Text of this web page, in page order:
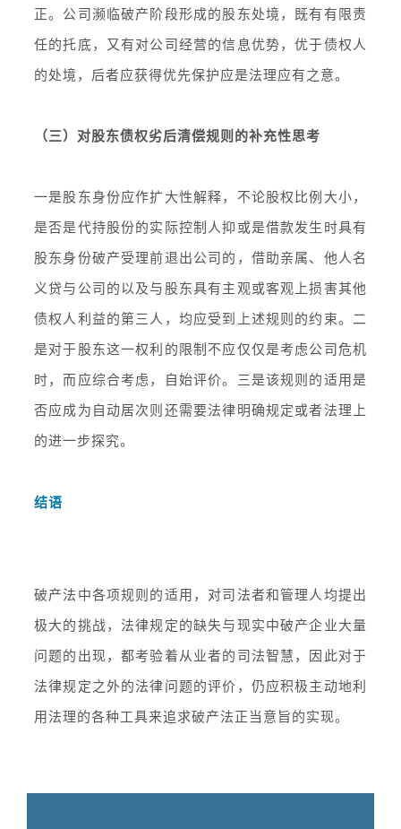
正。公司濒临破产阶段形成的股东处境，既有有限责
任的托底，又有对公司经营的信息优势，优于债权人
的处境，后者应获得优先保护应是法理应有之意。
（三）对股东债权劣后清偿规则的补充性思考
一是股东身份应作扩大性解释，不论股权比例大小，
是否是代持股份的实际控制人抑或是借款发生时具有
股东身份破产受理前退出公司的，借助亲属、他人名
义贷与公司的以及与股东具有主观或客观上损害其他
债权人利益的第三人，均应受到上述规则的约束。二
是对于股东这一权利的限制不应仅仅是考虑公司危机
时，而应综合考虑，自始评价。三是该规则的适用是
否应成为自动居次则还需要法律明确规定或者法理上
的进一步探究。
结语
破产法中各项规则的适用，对司法者和管理人均提出
极大的挑战，法律规定的缺失与现实中破产企业大量
问题的出现，都考验着从业者的司法智慧，因此对于
法律规定之外的法律问题的评价，仍应积极主动地利
用法理的各种工具来追求破产法正当意旨的实现。